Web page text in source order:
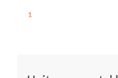
1